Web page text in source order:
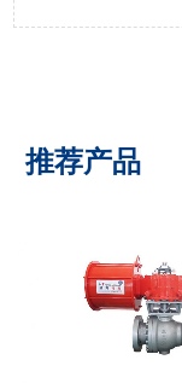
推荐产品